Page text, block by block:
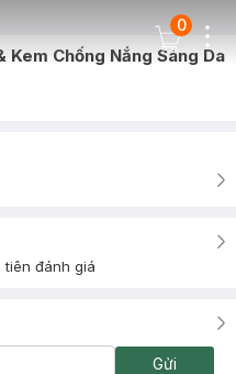
Cart Icon
0
Chống Nắng Sáng Da
tiên đánh giá
Gửi